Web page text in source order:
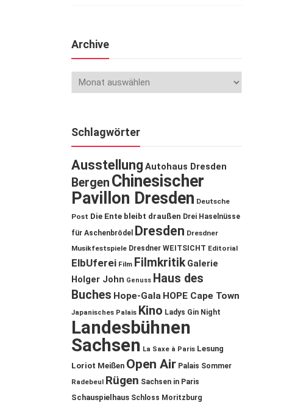
Archive
Schlagwörter
Ausstellung Autohaus Dresden
Bergen Chinesischer
Pavillon Dresden Deutsche
Post Die Ente bleibt draußen Drei Haselnüsse
für Aschenbrödel
Dresden Dresdner
Musikfestspiele Dresdner WEITSICHT Editorial
ElbUferei Film Filmkritik Galerie
Holger John Genuss Haus des
Buches Hope-Gala HOPE Cape Town
Japanisches Palais Kino Ladys Gin Night
Landesbühnen
Sachsen La Saxe à Paris Lesung
Loriot Meißen Open Air Palais Sommer
Radebeul Rügen Sachsen in Paris
Schauspielhaus Schloss Moritzburg